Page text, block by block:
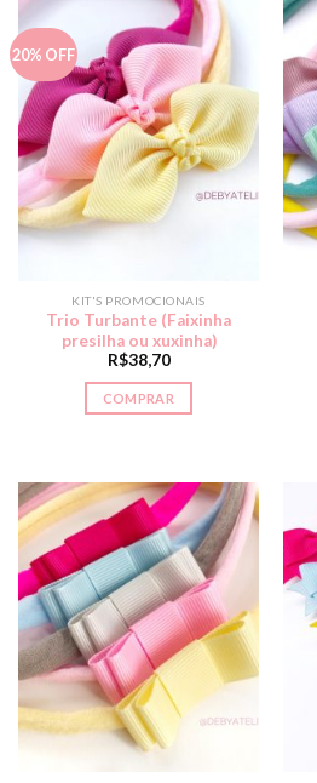
20% OFF
KIT'S PROMOCIONAIS
Trio Turbante (Faixinha
presilha ou xuxinha)
R$38,70
COMPRAR